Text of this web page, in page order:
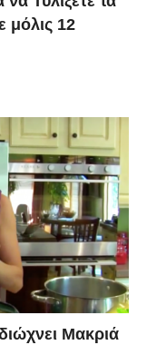
μόλις 12
Μακριά